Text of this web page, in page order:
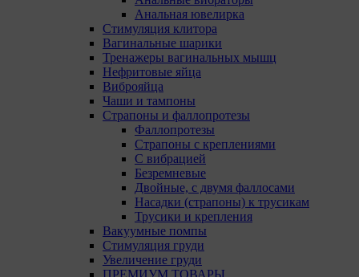
Анальная ювелирка
Стимуляция клитора
Вагинальные шарики
Тренажеры вагинальных мышц
Нефритовые яйца
Виброяйца
Чаши и тампоны
Страпоны и фаллопротезы
Фаллопротезы
Страпоны с креплениями
С вибрацией
Безремневые
Двойные, с двумя фаллосами
Насадки (страпоны) к трусикам
Трусики и крепления
Вакуумные помпы
Стимуляция груди
Увеличение груди
ПРЕМИУМ ТОВАРЫ